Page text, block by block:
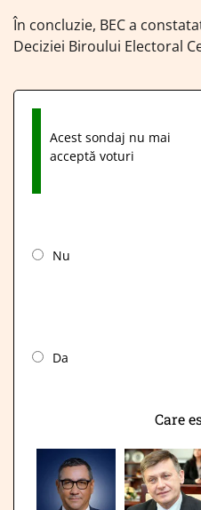
În concluzie, BEC a
Deciziei Biroului Electoral
Acest sondaj nu mai
acceptă voturi
Nu
Da
Care